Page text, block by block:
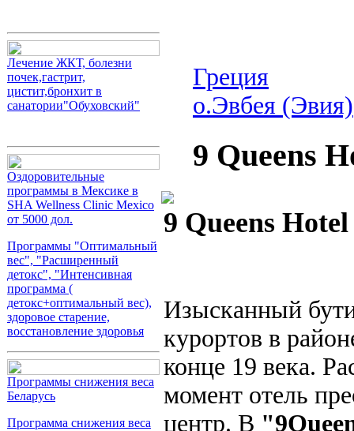
Лечение ЖКТ, болезни
почек,гастрит,
цистит,бронхит в
санатории"Обуховский"
Оздоровительные
программы в Мексике в
SHA Wellness Clinic Mexico
от 5000 дол.
Программы "Оптимальный
вес", "Расширенный
детокс", "Интенсивная
программа (
детокс+оптимальный вес),
здоровое старение,
восстановление здоровья
Программы снижения веса
Беларусь
Программа снижения веса
Греция
о.Эвбея (Эвия)
9 Queens
9 Queens
Изысканный
курортов в
конце 19 века.
момент отель
центр. В